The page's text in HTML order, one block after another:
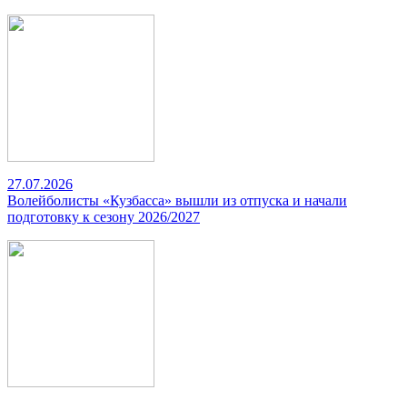
27.07.2026
Волейболисты «Кузбасса» вышли из отпуска и начали
подготовку к сезону 2026/2027